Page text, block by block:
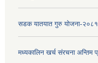
सडक यातयात गुरु योजना-२०८१
मध्यकालिन खर्च संरचना